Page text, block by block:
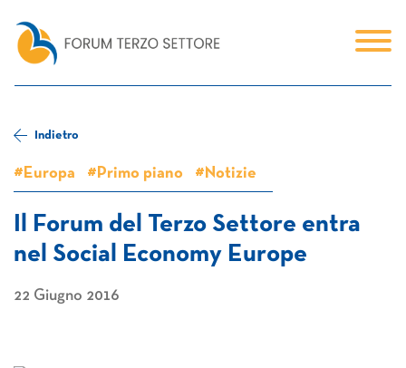
Indietro
#Europa #Primo piano #Notizie
Il Forum del Terzo Settore entra
nel Social Economy Europe
22 Giugno 2016